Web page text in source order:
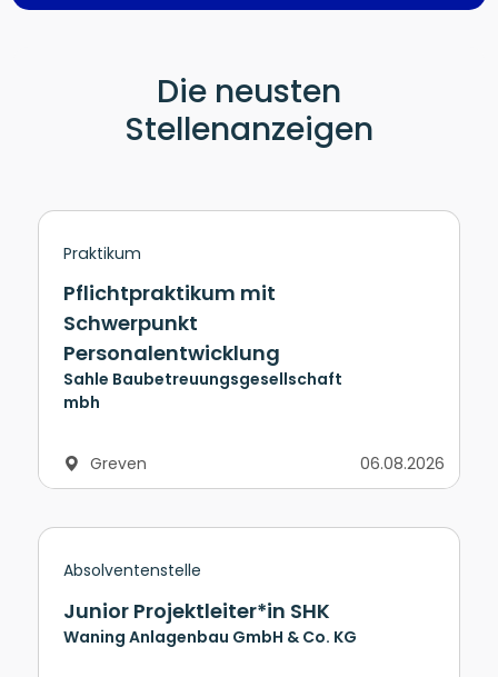
Die neusten
Stellenanzeigen
Praktikum
Pflichtpraktikum mit
Schwerpunkt
Personalentwicklung
Sahle Baubetreuungsgesellschaft
mbh
Greven 06.08.2026
Absolventenstelle
Junior Projektleiter*in SHK
Waning Anlagenbau GmbH & Co. KG